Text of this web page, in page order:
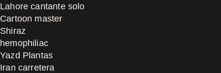
Lahore cantante solo
Cartoon master
Shiraz
hemophiliac
Yazd Plantas
Iran carretera